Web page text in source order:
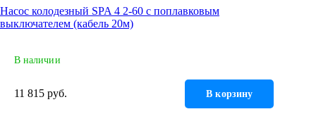
Насос колодезный SPA 4 2-60 с поплавковым
выключателем (кабель 20м)
В наличии
11 815 руб. В корзину